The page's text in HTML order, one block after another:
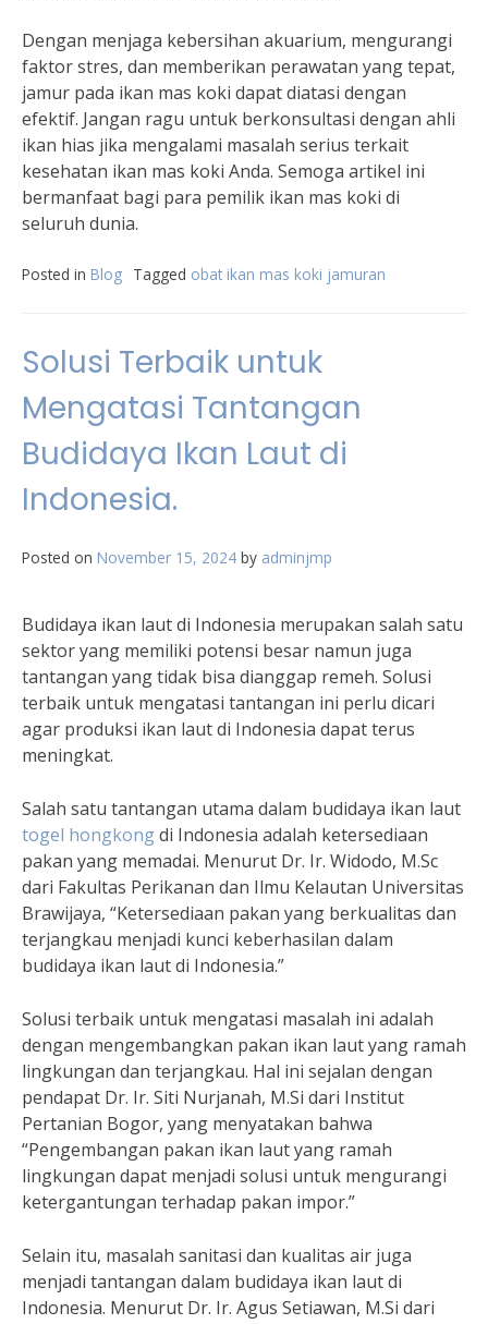
Dengan menjaga kebersihan akuarium, mengurangi
faktor stres, dan memberikan perawatan yang tepat,
jamur pada ikan mas koki dapat diatasi dengan
efektif. Jangan ragu untuk berkonsultasi dengan ahli
ikan hias jika mengalami masalah serius terkait
kesehatan ikan mas koki Anda. Semoga artikel ini
bermanfaat bagi para pemilik ikan mas koki di
seluruh dunia.
Posted in Blog Tagged obat ikan mas koki jamuran
Solusi Terbaik untuk
Mengatasi Tantangan
Budidaya Ikan Laut di
Indonesia.
Posted on November 15, 2024 by adminjmp
Budidaya ikan laut di Indonesia merupakan salah satu
sektor yang memiliki potensi besar namun juga
tantangan yang tidak bisa dianggap remeh. Solusi
terbaik untuk mengatasi tantangan ini perlu dicari
agar produksi ikan laut di Indonesia dapat terus
meningkat.
Salah satu tantangan utama dalam budidaya ikan laut
togel hongkongdi Indonesia adalah ketersediaan
pakan yang memadai. Menurut Dr. Ir. Widodo, M.Sc
dari Fakultas Perikanan dan Ilmu Kelautan Universitas
Brawijaya, “Ketersediaan pakan yang berkualitas dan
terjangkau menjadi kunci keberhasilan dalam
budidaya ikan laut di Indonesia.”
Solusi terbaik untuk mengatasi masalah ini adalah
dengan mengembangkan pakan ikan laut yang ramah
lingkungan dan terjangkau. Hal ini sejalan dengan
pendapat Dr. Ir. Siti Nurjanah, M.Si dari Institut
Pertanian Bogor, yang menyatakan bahwa
“Pengembangan pakan ikan laut yang ramah
lingkungan dapat menjadi solusi untuk mengurangi
ketergantungan terhadap pakan impor.”
Selain itu, masalah sanitasi dan kualitas air juga
menjadi tantangan dalam budidaya ikan laut di
Indonesia. Menurut Dr. Ir. Agus Setiawan, M.Si dari